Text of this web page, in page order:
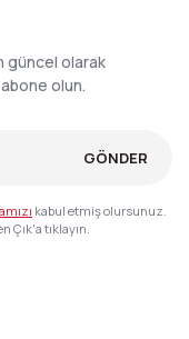
güncel olarak
olun.
GÖNDER
kabul etmiş olursunuz.
Çık'a tıklayın.